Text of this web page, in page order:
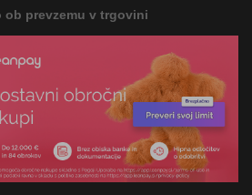
ob prevzemu v trgovini